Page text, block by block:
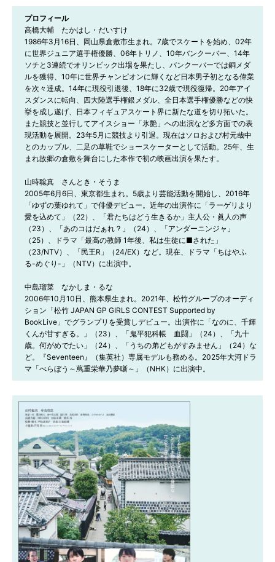
プロフィール
高橋大輔　たかはし・だいすけ
1986年3月16日、岡山県倉敷市生まれ。7歳でスケートを始め、02年
に世界ジュニア選手権優勝、06年トリノ、10年バンクーバー、14年
ソチと3連続でオリンピック出場を果たし、バンクーバーでは銅メダ
ルを獲得、10年に世界チャンピオンに輝くなど日本男子初となる偉業
を次々達成。14年に現役引退後、18年に32歳で現役復帰。20年アイ
スダンスに転向、四大陸選手権銀メダル、全日本選手権優勝などの快
挙を成し遂げ、日本フィギュアスケート界に新たな道を切り拓いた。
また競技と並行してアイスショー「氷艶」への出演など多方面での表
現活動を展開。23年5月に競技より引退。現在はソロおよび村元哉中
とのカップル、二足の草鞋でショースケーターとして活動。25年、生
まれ故郷の倉敷を舞台にした本作で初の映画出演を果たす。
山時聡真　さんとき・そうま
2005年6月6日、東京都生まれ。5歳より芸能活動を開始し、2016年
「ゆずの葉ゆれて」で俳優デビュー。近年の出演作に「ラーゲリより
愛を込めて」（22）、「君たちはどう生きるか」主人公・眞人の声
（23）、「あのコはだぁれ？」（24）、「アンダーニンジャ」
（25）、ドラマ「最高の教師 1年後、私は生徒に■された」
（23/NTV）、「民王R」（24/EX）など。現在、ドラマ「ちはやふ
る-めぐり-」（NTV）に出演中。
中島瑠菜　なかしま・るな
2006年10月10日、熊本県生まれ。2021年、松竹グループのオーディ
ション「松竹 JAPAN GP GIRLS CONTEST Supported by
BookLive」でグランプリを受賞しデビュー。出演作に「なのに、千輝
くんが甘すぎる。」（23）、「鬼平犯科帳　血闘」（24）、「九十
歳。何がめでたい」（24）、「うちの弟どもがすみません」（24）な
ど。『Seventeen』（集英社）専属モデルも務める。2025年大河ドラ
マ「べらぼう～蔦重栄華乃夢噺～」（NHK）に出演中。